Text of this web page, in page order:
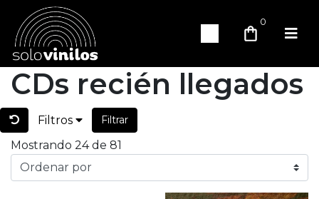
0
CDs recién llegados
Filtros Filtrar
Mostrando 24 de 81